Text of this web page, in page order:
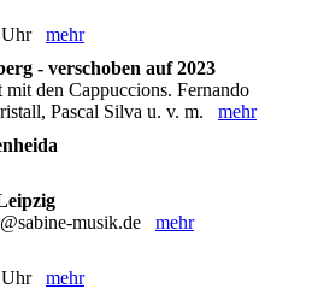
Uhr mehr
- verschoben auf 2023
mit den Cappuccions. Fernando
Pascal Silva u. v. m. mehr
musik.de mehr
Uhr mehr